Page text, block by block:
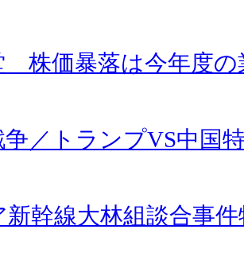
株価暴落は今年度
争／トランプVS中国
新幹線大林組談合事